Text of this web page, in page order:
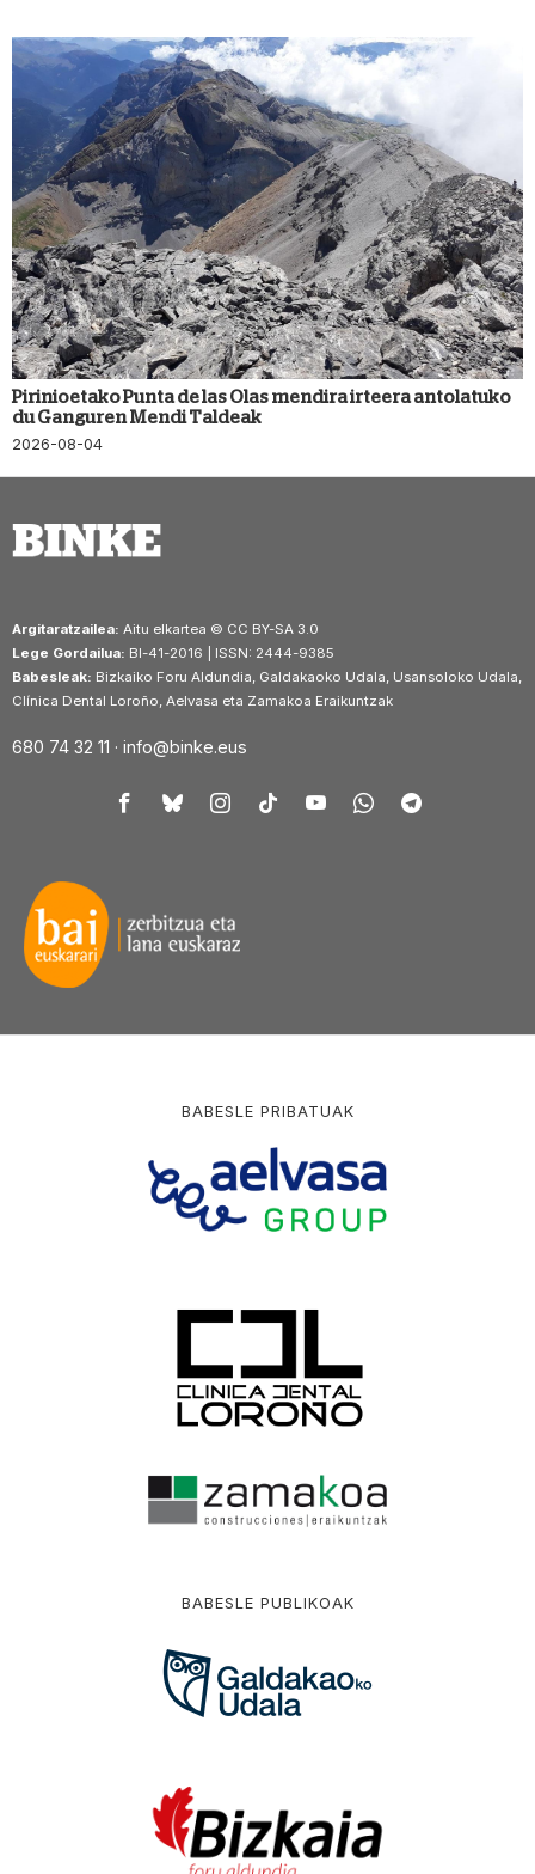
Pirinioetako Punta de las Olas mendira irteera antolatuko
du Ganguren Mendi Taldeak
2026-08-04
Argitaratzailea: Aitu elkartea © CC BY-SA 3.0
Lege Gordailua: BI-41-2016 | ISSN: 2444-9385
Babesleak: Bizkaiko Foru Aldundia, Galdakaoko Udala, Usansoloko Udala,
Clínica Dental Loroño, Aelvasa eta Zamakoa Eraikuntzak
680 74 32 11 · info@binke.eus
BABESLE PRIBATUAK
BABESLE PUBLIKOAK